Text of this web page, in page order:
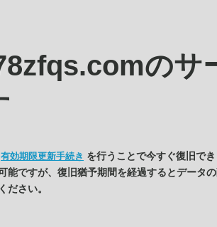
のサ
有効期限更新手続き を行うことで今すぐ復旧でき
能ですが、復旧猶予期間を経過するとデータ
ださい。